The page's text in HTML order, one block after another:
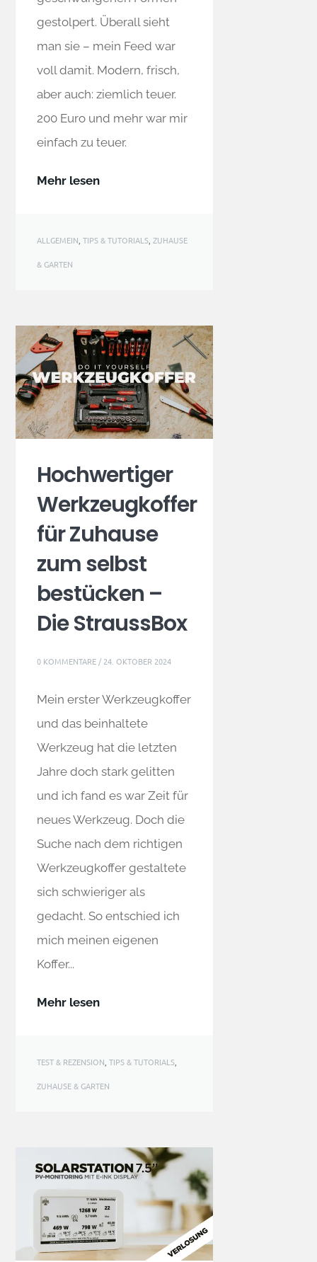
gestolpert. Überall sieht
man sie – mein Feed war
voll damit. Modern, frisch,
aber auch: ziemlich teuer.
200 Euro und mehr war mir
einfach zu teuer.
Mehr lesen
ALLGEMEIN ,TIPS & TUTORIALS ,ZUHAUSE
& GARTEN
Hochwertiger
Werkzeugkoffer
für Zuhause
zum selbst
bestücken –
Die StraussBox
0 KOMMENTARE /24. OKTOBER 2024
Mein erster Werkzeugkoffer
und das beinhaltete
Werkzeug hat die letzten
Jahre doch stark gelitten
und ich fand es war Zeit für
neues Werkzeug. Doch die
Suche nach dem richtigen
Werkzeugkoffer gestaltete
sich schwieriger als
gedacht. So entschied ich
mich meinen eigenen
Koffer...
Mehr lesen
TEST & REZENSION ,TIPS & TUTORIALS
ZUHAUSE & GARTEN